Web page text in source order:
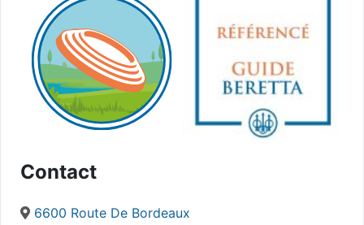
Contact
6600 Route De Bordeaux